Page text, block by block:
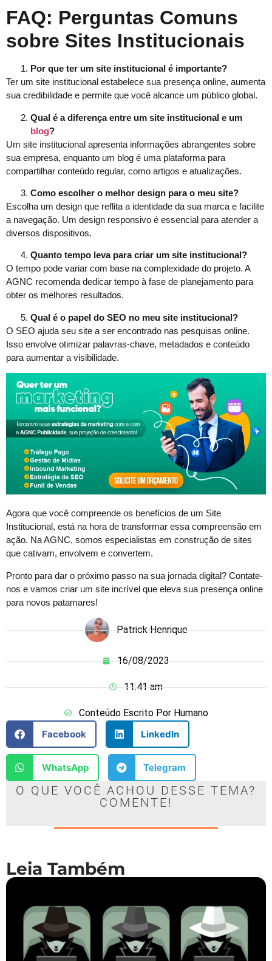
FAQ: Perguntas Comuns
sobre Sites Institucionais
Por que ter um site institucional é importante?
Ter um site institucional estabelece sua presença online, aumenta
sua credibilidade e permite que você alcance um público global.
Qual é a diferença entre um site institucional e um
blog?
Um site institucional apresenta informações abrangentes sobre
sua empresa, enquanto um blog é uma plataforma para
compartilhar conteúdo regular, como artigos e atualizações.
Como escolher o melhor design para o meu site?
Escolha um design que reflita a identidade da sua marca e facilite
a navegação. Um design responsivo é essencial para atender a
diversos dispositivos.
Quanto tempo leva para criar um site institucional?
O tempo pode variar com base na complexidade do projeto. A
AGNC recomenda dedicar tempo à fase de planejamento para
obter os melhores resultados.
Qual é o papel do SEO no meu site institucional?
O SEO ajuda seu site a ser encontrado nas pesquisas online.
Isso envolve otimizar palavras-chave, metadados e conteúdo
para aumentar a visibilidade.
Agora que você compreende os benefícios de um Site
Institucional, está na hora de transformar essa compreensão em
ação. Na AGNC, somos especialistas em construção de sites
que cativam, envolvem e convertem.
Pronto para dar o próximo passo na sua jornada digital? Contate-
nos e vamos criar um site incrível que eleva sua presença online
para novos patamares!
Patrick Henrique
16/08/2023
11:41 am
Conteúdo Escrito Por Humano
Facebook
LinkedIn
WhatsApp Telegram
O QUE VOCÊ ACHOU DESSE TEMA?
COMENTE!
Leia Também